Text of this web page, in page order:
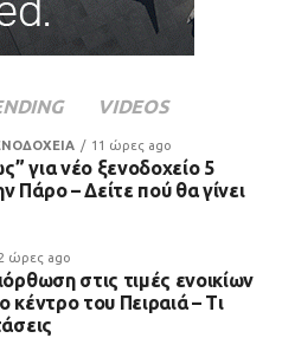
VIDEOS
11 ώρες ago
για νέο ξενοδοχείο 5
Πάρο – Δείτε πού θα γίνει
ώρες ago
στις τιμές ενοικίων
κέντρο του Πειραιά – Τι